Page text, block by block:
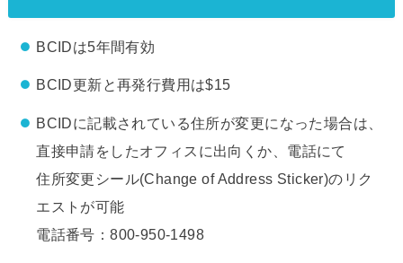
BCIDは5年間有効
BCID更新と再発行費用は$15
BCIDに記載されている住所が変更になった場合は、
直接申請をしたオフィスに出向くか、電話にて
住所変更シール(Change of Address Sticker)のリク
エストが可能
電話番号：800-950-1498